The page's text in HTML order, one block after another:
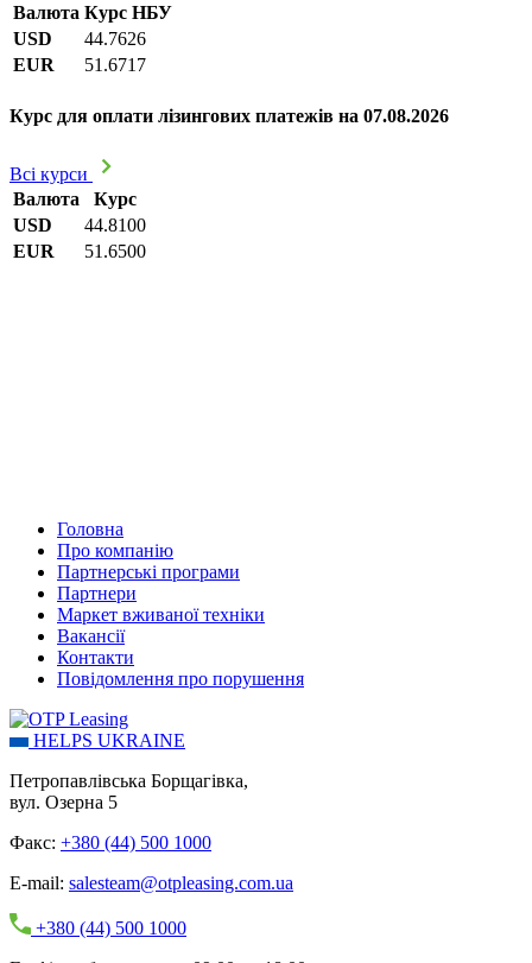
Валюта Курс НБУ
USD
44.7626
EUR
51.6717
Курс для оплати лізингових платежів на 07.08.2026
Всі курси
Валюта
Курс
USD
44.8100
EUR
51.6500
Головна
Про компанію
Партнерські програми
Партнери
Маркет вживаної техніки
Вакансії
Контакти
Повідомлення про порушення
HELPS UKRAINE
Петропавлівська Борщагівка,
вул. Озерна 5
Факс: +380 (44) 500 1000
E-mail: salesteam@otpleasing.com.ua
+380 (44) 500 1000